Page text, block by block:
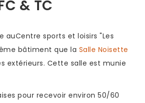
& TC
auCentre sports et loisirs "Les
bâtiment que la Salle Noisette
extérieurs. Cette salle est munie
pour recevoir environ 50/60